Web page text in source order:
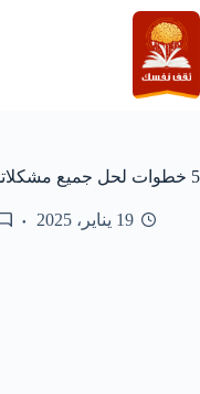
التجاوز
إلى
المحتوى
5 خطوات لحل جميع مشكلاتك ، تدرب معنا على حلها
19 يناير، 2025